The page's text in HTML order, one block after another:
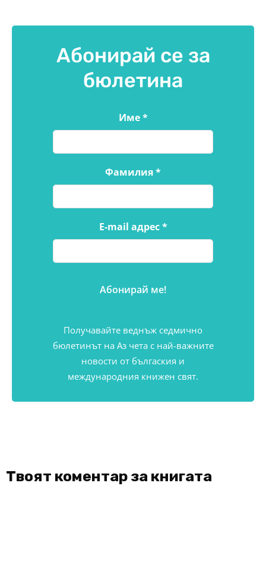
Абонирай се за
бюлетина
Име*
Фамилия*
E-mail адрес*
Получавайте веднъж седмично
бюлетинът на Аз чета с най-важните
новости от бългаския и
международния книжен свят.
Твоят коментар за книгата